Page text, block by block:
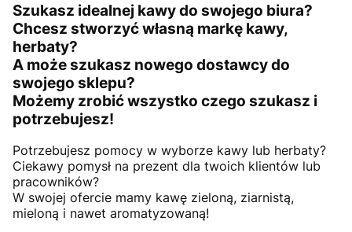
Szukasz idealnej kawy do swojego biura?
Chcesz stworzyć własną markę kawy,
herbaty?
A może szukasz nowego dostawcy do
swojego sklepu?
Możemy zrobić wszystko czego szukasz i
potrzebujesz!
Potrzebujesz pomocy w wyborze kawy lub herbaty?
Ciekawy pomysł na prezent dla twoich klientów lub
pracowników?
W swojej ofercie mamy kawę zieloną, ziarnistą,
mieloną i nawet aromatyzowaną!